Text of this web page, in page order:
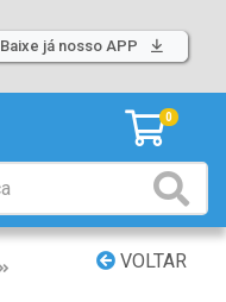
Baixe já nosso APP
0
VOLTAR